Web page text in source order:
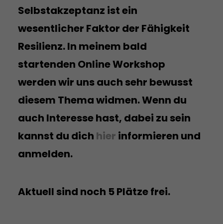
Selbstakzeptanz ist ein
wesentlicher Faktor der Fähigkeit
Resilienz. In meinem bald
startenden Online Workshop
werden wir uns auch sehr bewusst
diesem Thema widmen. Wenn du
auch Interesse hast, dabei zu sein
kannst du dich hier informieren und
anmelden.
Aktuell sind noch 5 Plätze frei.